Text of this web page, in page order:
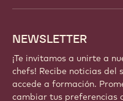
NEWSLETTER
¡Te invitamos a unirte a
chefs! Recibe noticias del
accede a formación.
cambiar tus preferencias